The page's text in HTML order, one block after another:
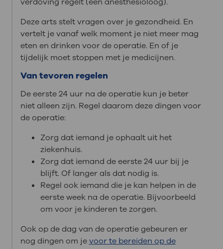
Deze arts stelt vragen over je gezondheid. En
vertelt je vanaf welk moment je niet meer mag
eten en drinken voor de operatie. En of je
tijdelijk moet stoppen met je medicijnen.
Van tevoren regelen
De eerste 24 uur na de operatie kun je beter
niet alleen zijn. Regel daarom deze dingen voor
de operatie:
Zorg dat iemand je ophaalt uit het
ziekenhuis.
Zorg dat iemand de eerste 24 uur bij je
blijft. Of langer als dat nodig is.
Regel ook iemand die je kan helpen in de
eerste week na de operatie. Bijvoorbeeld
om voor je kinderen te zorgen.
Ook op de dag van de operatie gebeuren er
nog dingen om jevoor te bereiden op de